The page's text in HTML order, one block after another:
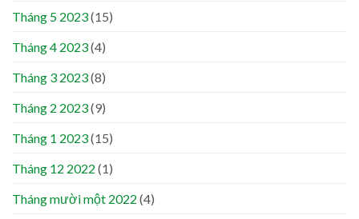
Tháng 5 2023(15)
Tháng 4 2023(4)
Tháng 3 2023(8)
Tháng 2 2023(9)
Tháng 1 2023(15)
Tháng 12 2022 (1)
Tháng mười một 2022 (4)